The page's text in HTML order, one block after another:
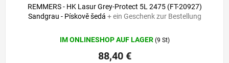
REMMERS - HK Lasur Grey-Protect 5L 2475 (FT-20927)
Sandgrau - Pískově šedá + ein Geschenk zur Bestellung
IM ONLINESHOP AUF LAGER (9 St)
88,40 €